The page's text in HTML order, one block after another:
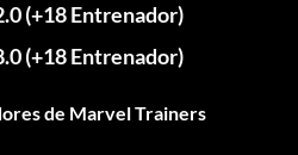
(+18 Entrenador)
(+18 Entrenador)
de Marvel Trainers